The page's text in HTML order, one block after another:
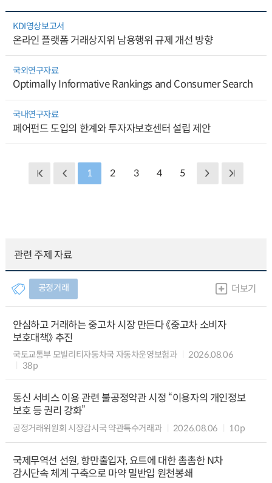
KDI영상보고서
온라인 플랫폼 거래상지위 남용행위 규제 개선 방향
국외연구자료
Optimally Informative Rankings and Consumer Search
국내연구자료
페어펀드 도입의 한계와 투자자보호센터 설립 제안
1 2 3 4 5
관련 주제 자료
공정거래 더보기
안심하고 거래하는 중고차 시장 만든다 《중고차 소비자
보호대책》 추진
국토교통부 모빌리티자동차국 자동차운영보험과
2026.08.06
38p
통신 서비스 이용 관련 불공정약관 시정 “이용자의 개인정보
보호 등 권리 강화”
공정거래위원회 시장감시국 약관특수거래과 2026.08.06 10p
국제무역선 선원, 항만출입자, 요트에 대한 촘촘한 N차
감시단속 체계 구축으로 마약 밀반입 원천봉쇄